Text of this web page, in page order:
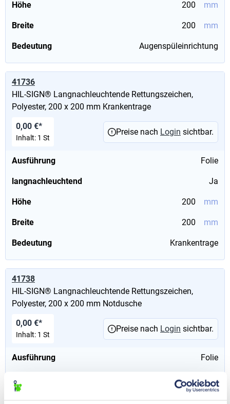
Höhe 200 mm
Breite 200 mm
Bedeutung Augenspüleinrichtung
41736
HIL-SIGN® Langnachleuchtende Rettungszeichen,
Polyester, 200 x 200 mm Krankentrage
Ausführung Folie
langnachleuchtend Ja
Höhe 200 mm
Breite 200 mm
Bedeutung Krankentrage
0,00 €*
Inhalt: 1 St
Preise nach Login sichtbar.
41738
HIL-SIGN® Langnachleuchtende Rettungszeichen,
Polyester, 200 x 200 mm Notdusche
Ausführung Folie
langnachleuchtend Ja
Höhe 200 mm
0,00 €*
Inhalt: 1 St
Preise nach Login sichtbar.